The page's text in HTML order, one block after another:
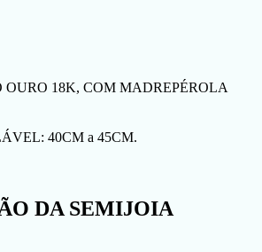
18K, COM MADREPÉROLA
40CM a 45CM.
DA SEMIJOIA